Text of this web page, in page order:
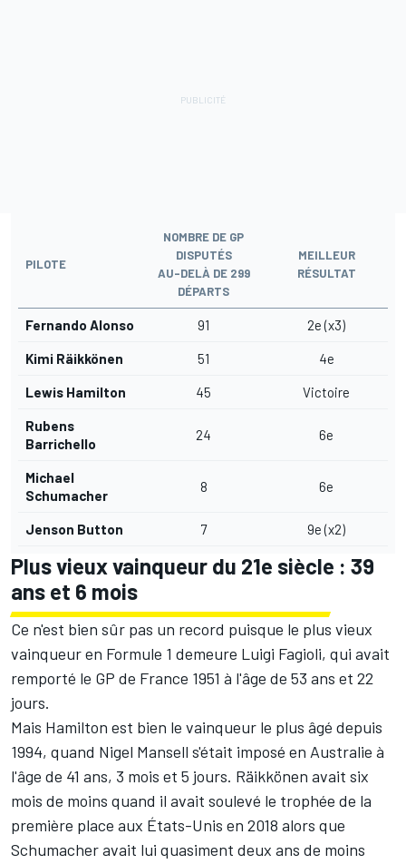
PILOTE
NOMBRE DE GP
DISPUTÉS
AU-DELÀ DE 299
DÉPARTS
MEILLEUR
RÉSULTAT
Fernando Alonso 91 2e (x3)
Kimi Räikkönen 51 4e
Lewis Hamilton 45 Victoire
Rubens
Barrichello
24 6e
Michael
Schumacher
8 6e
Jenson Button 7 9e (x2)
Plus vieux vainqueur du 21e siècle : 39
ans et 6 mois
Ce n'est bien sûr pas un record puisque le plus vieux
vainqueur en Formule 1 demeure Luigi Fagioli, qui avait
remporté le GP de France 1951 à l'âge de 53 ans et 22
jours.
Mais Hamilton est bien le vainqueur le plus âgé depuis
1994, quand Nigel Mansell s'était imposé en Australie à
l'âge de 41 ans, 3 mois et 5 jours. Räikkönen avait six
mois de moins quand il avait soulevé le trophée de la
première place aux États-Unis en 2018 alors que
Schumacher avait lui quasiment deux ans de moins